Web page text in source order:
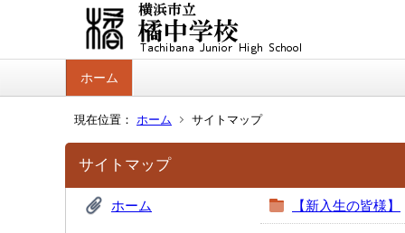
ホーム
現在位置： ホーム サイトマップ
サイトマップ
ホーム 【新入生の皆様】